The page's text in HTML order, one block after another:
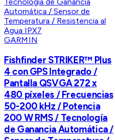
GARMIN
Fishfinder STRIKER™ Plus
4 con GPS Integrado /
Pantalla QSVGA 272 x
480 píxeles / Frecuencias
50-200 kHz / Potencia
200 W RMS / Tecnología
de Ganancia Automática /